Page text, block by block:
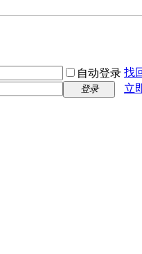
自动登录 找
登录
立